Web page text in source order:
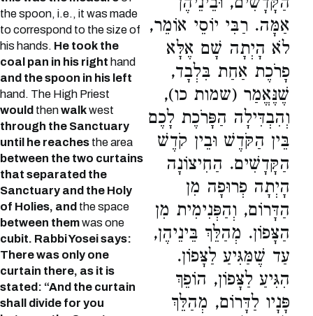
the spoon, i.e., it was made
to correspond to the size of
his hands. He took the
coal pan in his right hand
and the spoon in his left
hand. The High Priest
would thenwalkwest
through the Sanctuary
until he reaches the area
between the two curtains
that separated the
Sanctuary and the Holy
of Holies, and the space
between themwas one
cubit. Rabbi Yosei says:
There was only one
curtain there, as it is
stated: “And the curtain
shall divide for you
אַמָּה. רַבִּי יוֹסֵי אוֹמֵר,
לֹא הָיְתָה שָׁם אֶלָּא
פָרֹכֶת אַחַת בִּלְבָד,
שֶׁנֶּאֱמַר (שמות כו),
וְהִבְדִּילָה הַפָּרֹכֶת לָכֶם
בֵּין הַקֹּדֶשׁ וּבֵין קֹדֶשׁ
הַקָּדָשִׁים. הַחִיצוֹנָה
הָיְתָה פְרוּפָה מִן
הַדָּרוֹם, וְהַפְּנִימִית מִן
הַצָּפוֹן. מְהַלֵּךְ בֵּינֵיהֶן,
עַד שֶׁמַּגִּיעַ לַצָּפוֹן.
הִגִּיעַ לַצָּפוֹן, הוֹפֵךְ
פָּנָיו לַדָּרוֹם, מְהַלֵּךְ